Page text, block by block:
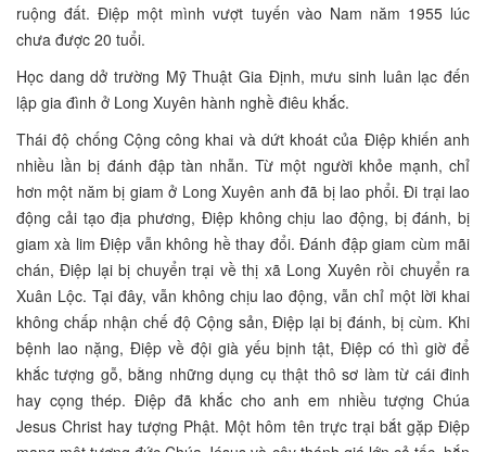
ruộng đất. Điệp một mình vượt tuyến vào Nam năm 1955 lúc
chưa được 20 tuổi.
Học dang dở trường Mỹ Thuật Gia Định, mưu sinh luân lạc đến
lập gia đình ở Long Xuyên hành nghề điêu khắc.
Thái độ chống Cộng công khai và dứt khoát của Điệp khiến anh
nhiều lần bị đánh đập tàn nhẫn. Từ một người khỏe mạnh, chỉ
hơn một năm bị giam ở Long Xuyên anh đã bị lao phổi. Đi trại lao
động cải tạo địa phương, Điệp không chịu lao động, bị đánh, bị
giam xà lim Điệp vẫn không hề thay đổi. Đánh đập giam cùm mãi
chán, Điệp lại bị chuyển trại về thị xã Long Xuyên rồi chuyển ra
Xuân Lộc. Tại đây, vẫn không chịu lao động, vẫn chỉ một lời khai
không chấp nhận chế độ Cộng sản, Điệp lại bị đánh, bị cùm. Khi
bệnh lao nặng, Điệp về đội già yếu bịnh tật, Điệp có thì giờ để
khắc tượng gỗ, bằng những dụng cụ thật thô sơ làm từ cái đinh
hay cọng thép. Điệp đã khắc cho anh em nhiều tượng Chúa
Jesus Christ hay tượng Phật. Một hôm tên trực trại bắt gặp Điệp